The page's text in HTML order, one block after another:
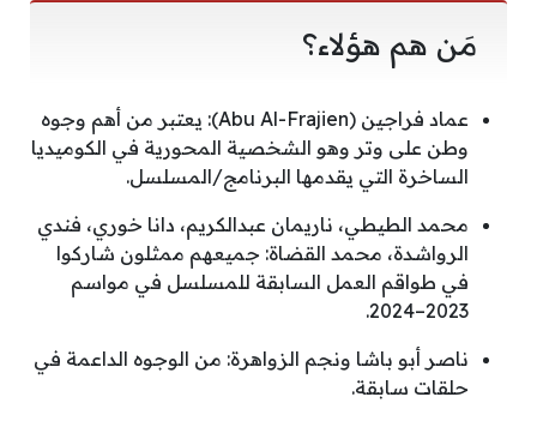
مَن هم هؤلاء؟
عماد فراجين (Abu Al-Frajien): يعتبر من أهم وجوه
وطن على وتر وهو الشخصية المحورية في الكوميديا
الساخرة التي يقدمها البرنامج/المسلسل.
محمد الطيطي، ناريمان عبدالكريم، دانا خوري، فندي
الرواشدة، محمد القضاة: جميعهم ممثلون شاركوا
في طواقم العمل السابقة للمسلسل في مواسم
2023–2024.
ناصر أبو باشا ونجم الزواهرة: من الوجوه الداعمة في
حلقات سابقة.